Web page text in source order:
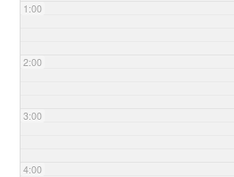
1:00
2:00
3:00
4:00